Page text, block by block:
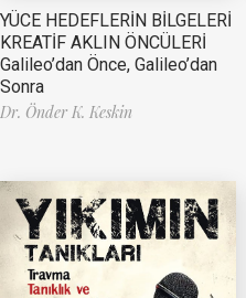
YÜCE HEDEFLERİN BİLGELERİ
KREATİF AKLIN ÖNCÜLERİ
Galileo’dan Önce, Galileo’dan
Sonra
Dr. Önder K. Keskin